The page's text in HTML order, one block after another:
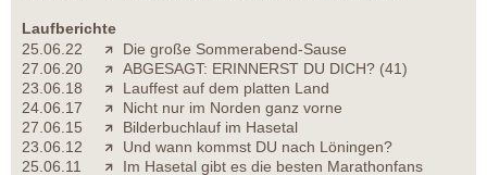
Laufberichte
25.06.22
Die große Sommerabend-Sause
27.06.20
ABGESAGT: ERINNERST DU DICH? (41)
23.06.18
Lauffest auf dem platten Land
24.06.17
Nicht nur im Norden ganz vorne
27.06.15
Bilderbuchlauf im Hasetal
23.06.12
Und wann kommst DU nach Löningen?
25.06.11
Im Hasetal gibt es die besten Marathonfans